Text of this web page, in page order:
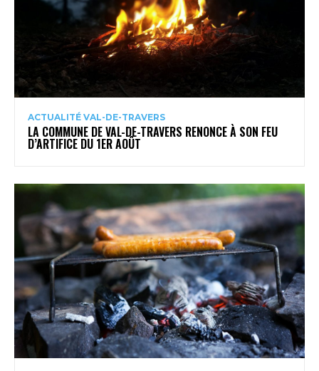
ACTUALITÉ VAL-DE-TRAVERS
LA COMMUNE DE VAL-DE-TRAVERS RENONCE À SON FEU
D’ARTIFICE DU 1ER AOÛT